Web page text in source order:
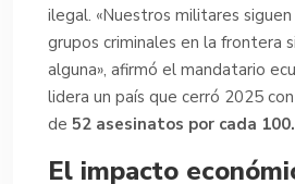
ilegal. «Nuestros militares
grupos criminales en la frontera
alguna», afirmó el mandatario
lidera un país que cerró 2025
de 52 asesinatos por cada
El impacto